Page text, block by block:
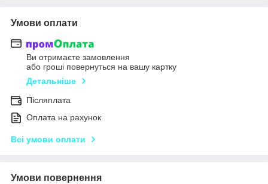
Умови оплати
Ви отримаєте замовлення
або гроші повернуться на вашу картку
Детальніше
Післяплата
Оплата на рахунок
Всі умови оплати
Умови повернення